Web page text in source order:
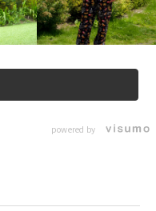
powered by